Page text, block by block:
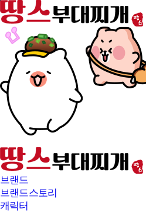
본문바로가기
브랜드
브랜드스토리
캐릭터